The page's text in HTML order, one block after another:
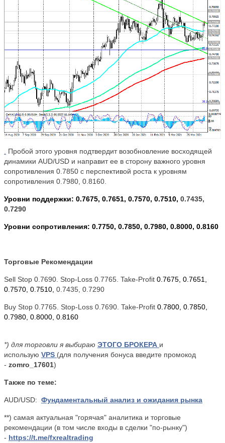
Пробой этого уровня подтвердит возобновление восходящей
динамики AUD/USD и направит ее в сторону важного уровня
сопротивления 0.7850 с перспективой роста к уровням
сопротивления 0.7980, 0.8160.
Уровни поддержки: 0.7675, 0.7651, 0.7570, 0.7510, 0.7435,
0.7290
Уровни сопротивления: 0.7750, 0.7850, 0.7980, 0.8000, 0.8160
Торговые Рекомендации
Sell Stop 0.7690. Stop-Loss 0.7765. Take-Profit 0.7675, 0.7651,
0.7570, 0.7510, 0.7435, 0.7290
Buy Stop 0.7765. Stop-Loss 0.7690. Take-Profit 0.7800, 0.7850,
0.7980, 0.8000, 0.8160
*) для торговли я выбираю ЭТОГО БРОКЕРА и
использую VPS (для получения бонуса введите промокод
- zomro_17601)
Также по теме:
AUD/USD: Фундаментальный анализ и ожидания рынка
**) самая актуальная "горячая" аналитика и торговые
рекомендации (в том числе входы в сделки "по-рынку")
- https://t.me/fxrealtrading